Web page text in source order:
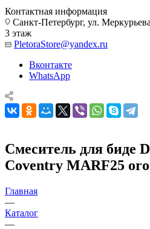
Контактная информация
Санкт-Петербург, ул.
3 этаж
PletoraStore@yandex.ru
Вконтакте
WhatsApp
Смеситель для биде
Coventry MARF25 oro
Главная
—
Каталог
—